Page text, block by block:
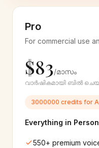
🇦🇿Azerbaijani
☁️Google
🔬IBM
30+ വോയ്‌സുകൾ
🍎220+ വോയ്‌സുകൾ
Pro
For commercial use
$83/മാസം
വാർഷികമായി ബിൽ
3000000 credits for
Everything in
550+ premium